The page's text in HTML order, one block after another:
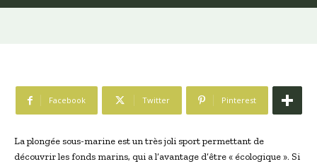
Facebook Twitter Pinterest
La plongée sous-marine est un très joli sport permettant de
découvrir les fonds marins, qui a l’avantage d’être « écologique ». Si